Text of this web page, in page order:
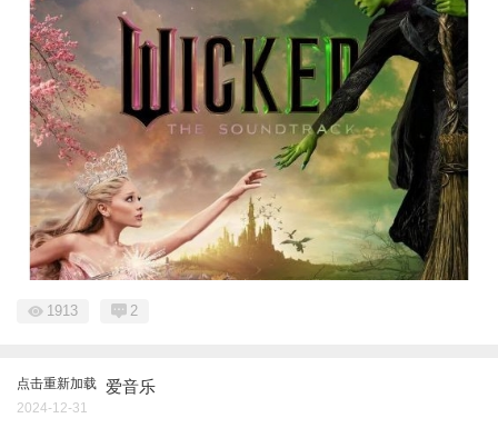
1913 2
点击重新加载 爱音乐
2024-12-31